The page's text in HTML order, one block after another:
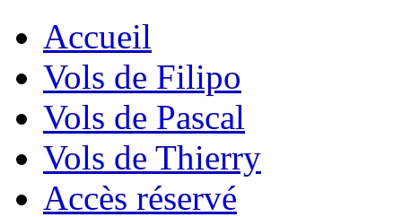
Accueil
Vols de Filipo
Vols de Pascal
Vols de Thierry
Accès réservé